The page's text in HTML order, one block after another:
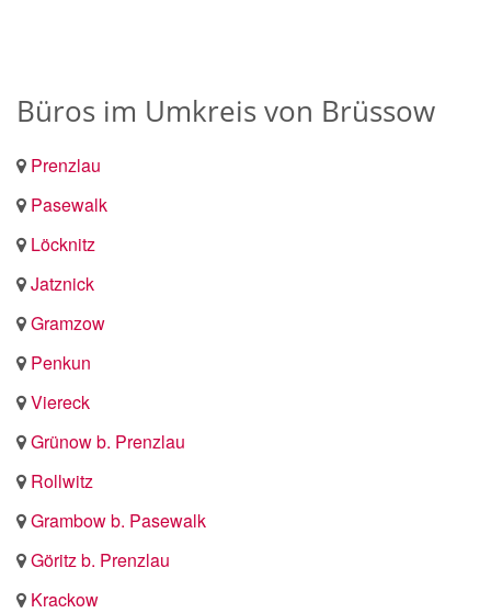
Büros im Umkreis von Brüssow
Prenzlau
Pasewalk
Löcknitz
Jatznick
Gramzow
Penkun
Viereck
Grünow b. Prenzlau
Rollwitz
Grambow b. Pasewalk
Göritz b. Prenzlau
Krackow